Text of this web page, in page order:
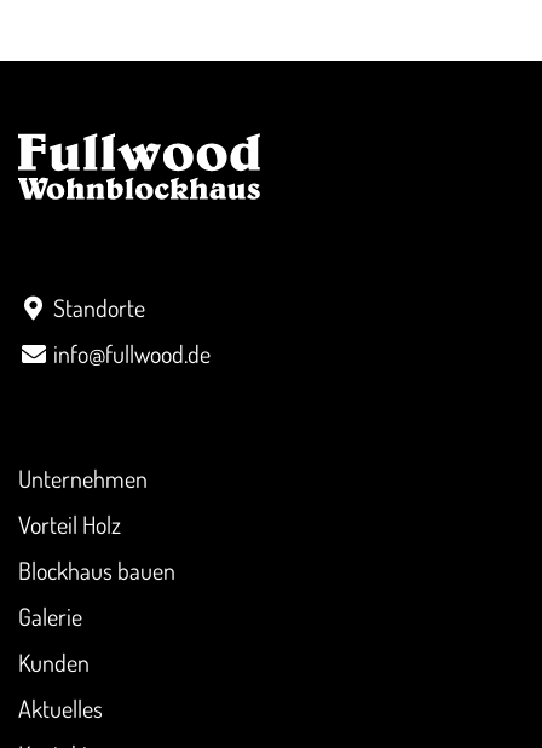
Standorte
info@fullwood.de
Unternehmen
Vorteil Holz
Blockhaus bauen
Galerie
Kunden
Aktuelles